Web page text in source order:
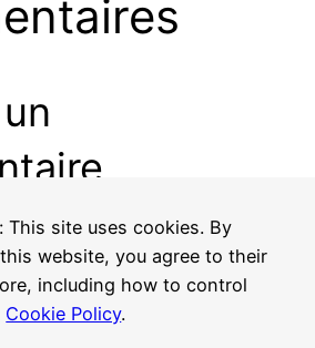
connecterpour publier un
This site uses cookies. By
website, you agree to their
including how to control
Cookie Policy.